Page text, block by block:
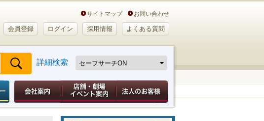
サイトマップ お問い合わせ
会員登録 ログイン 採用情報 よくある質問
詳細検索